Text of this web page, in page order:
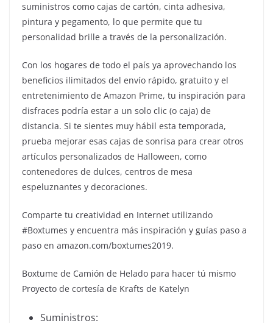
suministros como cajas de cartón, cinta adhesiva,
pintura y pegamento, lo que permite que tu
personalidad brille a través de la personalización.
Con los hogares de todo el país ya aprovechando los
beneficios ilimitados del envío rápido, gratuito y el
entretenimiento de Amazon Prime, tu inspiración para
disfraces podría estar a un solo clic (o caja) de
distancia. Si te sientes muy hábil esta temporada,
prueba mejorar esas cajas de sonrisa para crear otros
artículos personalizados de Halloween, como
contenedores de dulces, centros de mesa
espeluznantes y decoraciones.
Comparte tu creatividad en Internet utilizando
#Boxtumes y encuentra más inspiración y guías paso a
paso en amazon.com/boxtumes2019.
Boxtume de Camión de Helado para hacer tú mismo
Proyecto de cortesía de Krafts de Katelyn
Suministros: